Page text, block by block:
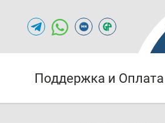
Поддержка и Оплата